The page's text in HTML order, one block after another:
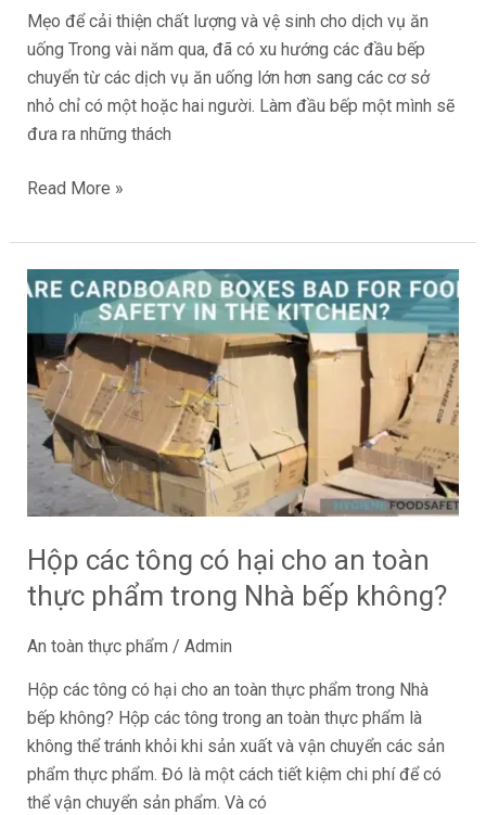
Mẹo để cải thiện chất lượng và vệ sinh cho dịch vụ ăn
uống Trong vài năm qua, đã có xu hướng các đầu bếp
chuyển từ các dịch vụ ăn uống lớn hơn sang các cơ sở
nhỏ chỉ có một hoặc hai người. Làm đầu bếp một mình sẽ
đưa ra những thách
Read More »
Hộp các tông có hại cho an toàn
thực phẩm trong Nhà bếp không?
An toàn thực phẩm / Admin
Hộp các tông có hại cho an toàn thực phẩm trong Nhà
bếp không? Hộp các tông trong an toàn thực phẩm là
không thể tránh khỏi khi sản xuất và vận chuyển các sản
phẩm thực phẩm. Đó là một cách tiết kiệm chi phí để có
thể vận chuyển sản phẩm. Và có
Hộp
tông
có
hại
cho
an
thực
trong
Nhà
không?